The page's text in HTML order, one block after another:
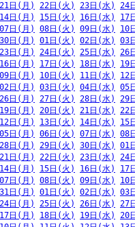
21日(月) 22日(火) 23日(水) 24
14日(月) 15日(火) 16日(水) 17
07日(月) 08日(火) 09日(水) 10
30日(月) 01日(火) 02日(水) 03
23日(月) 24日(火) 25日(水) 26
16日(月) 17日(火) 18日(水) 19
09日(月) 10日(火) 11日(水) 12
02日(月) 03日(火) 04日(水) 05
26日(月) 27日(火) 28日(水) 29
19日(月) 20日(火) 21日(水) 22
12日(月) 13日(火) 14日(水) 15
05日(月) 06日(火) 07日(水) 08
28日(月) 29日(火) 30日(水) 01
21日(月) 22日(火) 23日(水) 24
14日(月) 15日(火) 16日(水) 17
07日(月) 08日(火) 09日(水) 10
31日(月) 01日(火) 02日(水) 03
24日(月) 25日(火) 26日(水) 27
17日(月) 18日(火) 19日(水) 20